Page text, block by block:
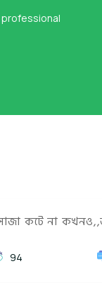
কটে না
94